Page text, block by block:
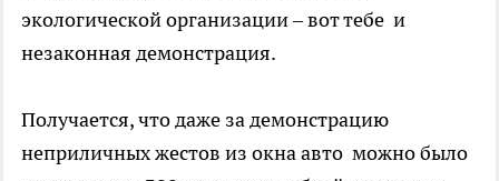
экологической организации – вот тебе и
незаконная демонстрация.
Получается, что даже за демонстрацию
неприличных жестов из окна авто можно было